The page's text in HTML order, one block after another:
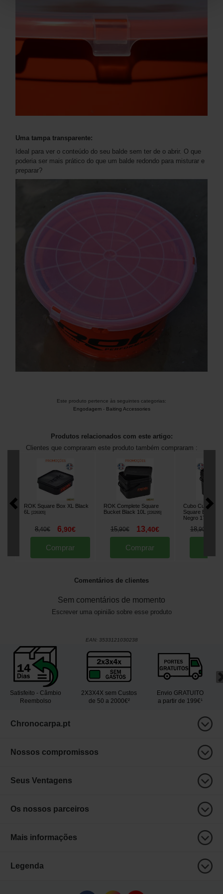
Uma tampa transparente:
Ideal para ver o conteúdo do seu balde sem ter de o abrir. O que
poderia ser mais prático do que um balde redondo para misturar e
preparar?
Este produto pertence às seguintes categorias:
Engodagem- Baiting Accessories
Produtos relacionados com este artigo:
Clientes que compraram este produto também compraram :
ROK Square Box XL Black
6L
[226305]
8,40€ 6,90€
Comprar
ROK Complete Square
Bucket Black 10L
[226295]
15,90€ 13,40€
Comprar
Cubo Cuadrado
Square Bucket
Negro 17L
18,90
Comentários de clientes
Sem comentários de momento
Escrever uma opinião sobre esse produto
EAN: 3533121030238
Satisfeito - Câmbio
Reembolso
2X3X4X sem Custos
de 50 a 2000€²
Envio GRATUITO
a partir de 199€¹
Chronocarpa.pt
Nossos compromissos
Seus Ventagens
Os nossos parceiros
Mais informações
Legenda